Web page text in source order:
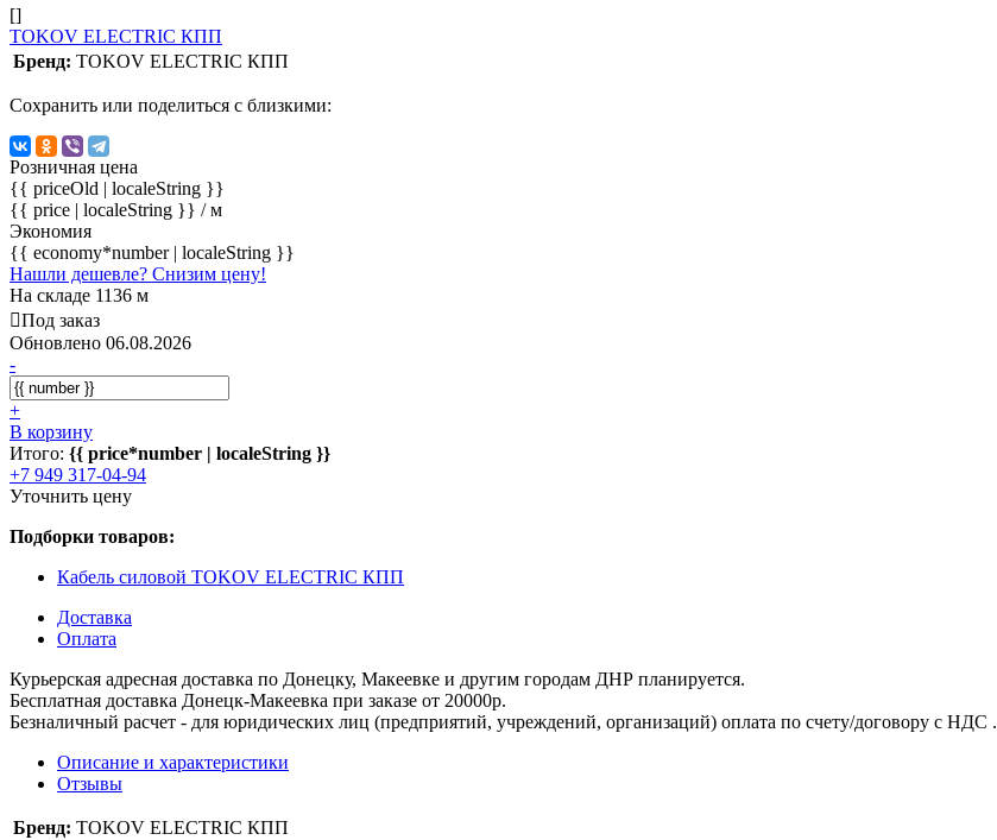
[]
TOKOV ELECTRIC КПП
Бренд: TOKOV ELECTRIC КПП
Сохранить или поделиться с близкими:
Розничная цена
{{ priceOld | localeString }}
{{ price | localeString }} / м
Экономия
{{ economy*number | localeString }}
Нашли дешевле? Снизим цену!
На складе 1136 м
Под заказ
Обновлено 06.08.2026
-
+
В корзину
Итого: {{ price*number | localeString }}
+7 949 317-04-94
Уточнить цену
Подборки товаров:
Кабель силовой TOKOV ELECTRIC КПП
Доставка
Оплата
Курьерская адресная доставка по Донецку, Макеевке и другим городам ДНР планируется.
Бесплатная доставка Донецк-Макеевка при заказе от 20000р.
Безналичный расчет - для юридических лиц (предприятий, учреждений, организаций) оплата по счету/договору с НДС .
Описание и характеристики
Отзывы
Бренд: TOKOV ELECTRIC КПП